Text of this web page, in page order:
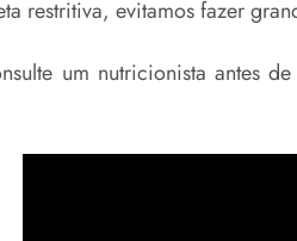
restritiva, evitamos fazer
um nutricionista antes